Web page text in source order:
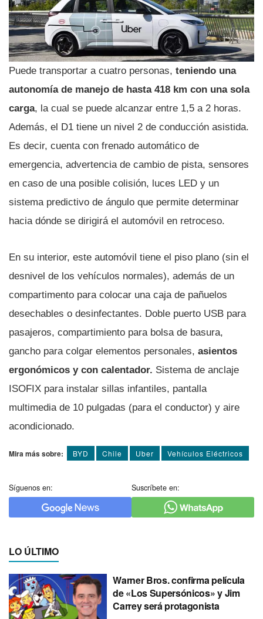
Puede transportar a cuatro personas, teniendo una
autonomía de manejo de hasta 418 km con una sola
carga, la cual se puede alcanzar entre 1,5 a 2 horas.
Además, el D1 tiene un nivel 2 de conducción asistida.
Es decir, cuenta con frenado automático de
emergencia, advertencia de cambio de pista, sensores
en caso de una posible colisión, luces LED y un
sistema predictivo de ángulo que permite determinar
hacia dónde se dirigirá el automóvil en retroceso.
En su interior, este automóvil tiene el piso plano (sin el
desnivel de los vehículos normales), además de un
compartimento para colocar una caja de pañuelos
desechables o desinfectantes. Doble puerto USB para
pasajeros, compartimiento para bolsa de basura,
gancho para colgar elementos personales, asientos
ergonómicos y con calentador. Sistema de anclaje
ISOFIX para instalar sillas infantiles, pantalla
multimedia de 10 pulgadas (para el conductor) y aire
acondicionado.
Mira más sobre: BYD Chile Uber Vehí­culos Eléctricos
Síguenos en: Suscríbete en:
LO ÚLTIMO
Warner Bros. confirma película
de «Los Supersónicos» y Jim
Carrey será protagonista